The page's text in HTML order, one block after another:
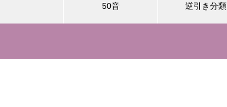
50音 逆引き分類